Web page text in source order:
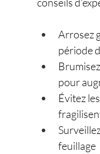
Arrosez
période
pour
Évitez
feuillage